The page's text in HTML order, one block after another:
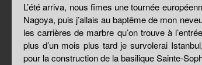
L’été arriva, nous fîmes une tournée
Nagoya, puis j’allais au baptême de mon
les carrières de marbre qu’on trouve à
plus d’un mois plus tard je survolerai
pour la construction de la basilique Sainte-